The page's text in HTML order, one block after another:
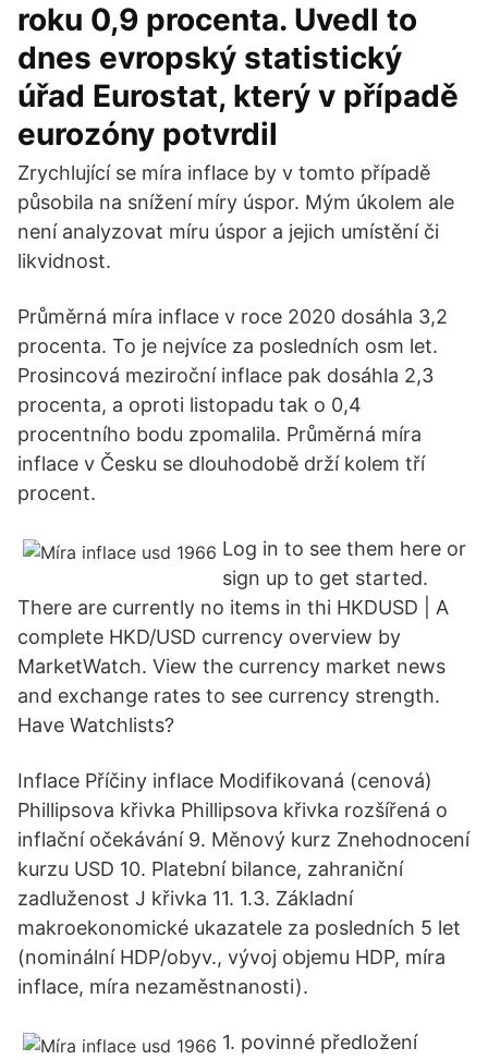
roku 0,9 procenta. Uvedl to
dnes evropský statistický
úřad Eurostat, který v případě
eurozóny potvrdil
Zrychlující se míra inflace by v tomto případě
působila na snížení míry úspor. Mým úkolem ale
není analyzovat míru úspor a jejich umístění či
likvidnost.
Průměrná míra inflace v roce 2020 dosáhla 3,2
procenta. To je nejvíce za posledních osm let.
Prosincová meziroční inflace pak dosáhla 2,3
procenta, a oproti listopadu tak o 0,4
procentního bodu zpomalila. Průměrná míra
inflace v Česku se dlouhodobě drží kolem tří
procent.
Log in to see them here or
sign up to get started.
There are currently no items in thi HKDUSD | A
complete HKD/USD currency overview by
MarketWatch. View the currency market news
and exchange rates to see currency strength.
Have Watchlists?
Inflace Příčiny inflace Modifikovaná (cenová)
Phillipsova křivka Phillipsova křivka rozšířená o
inflační očekávání 9. Měnový kurz Znehodnocení
kurzu USD 10. Platební bilance, zahraniční
zadluženost J křivka 11. 1.3. Základní
makroekonomické ukazatele za posledních 5 let
(nominální HDP/obyv., vývoj objemu HDP, míra
inflace, míra nezaměstnanosti).
1. povinné předložení